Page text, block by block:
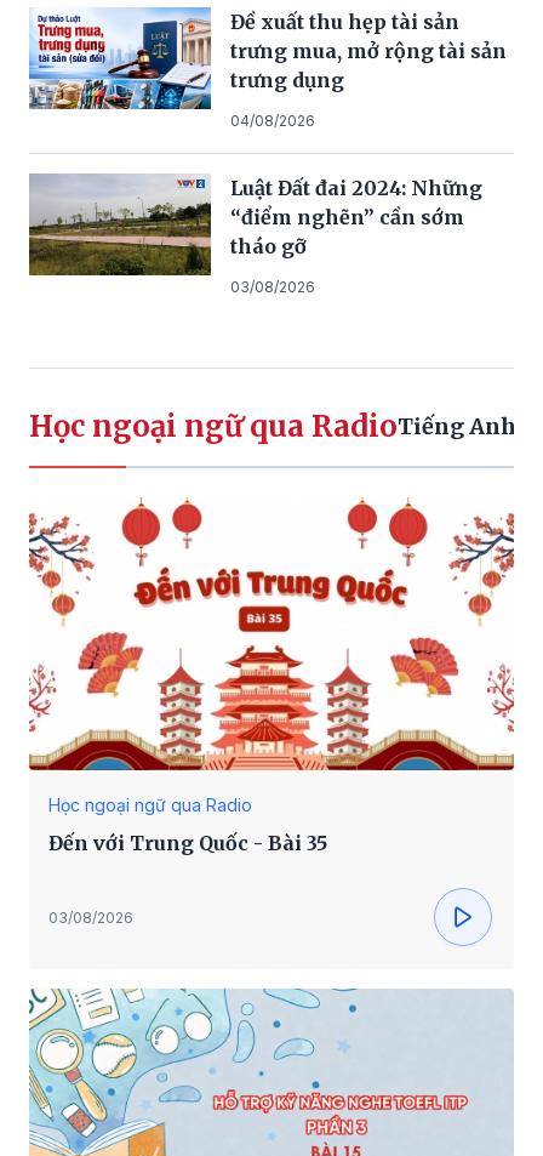
Đề xuất thu hẹp tài sản
trưng mua, mở rộng tài sản
trưng dụng
04/08/2026
Luật Đất đai 2024: Những
“điểm nghẽn” cần sớm
tháo gỡ
03/08/2026
Học ngoại ngữ qua RadioTiếng Anh
Học ngoại ngữ qua Radio
Đến với Trung Quốc - Bài 35
03/08/2026